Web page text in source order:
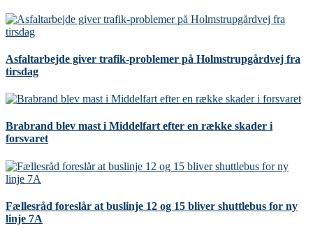
Asfaltarbejde giver trafik-problemer på Holmstrupgårdvej fra
tirsdag
Brabrand blev mast i Middelfart efter en række skader i
forsvaret
Fællesråd foreslår at buslinje 12 og 15 bliver shuttlebus for ny
linje 7A